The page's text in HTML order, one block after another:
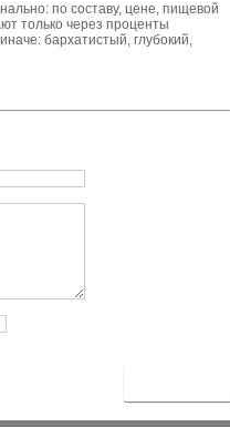
по составу, цене, пищевой
только через проценты
бархатистый, глубокий,